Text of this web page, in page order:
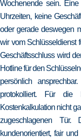
Wochenende sein.
Uhrzeiten, keine
oder gerade deswegen
wir vom Schlüsseldienst
Geschäftsschluss wird
Hotline für den
persönlich
protokolliert. Für die
Kostenkalkulation nicht
zugeschlagenen
kundenorientiert, fair